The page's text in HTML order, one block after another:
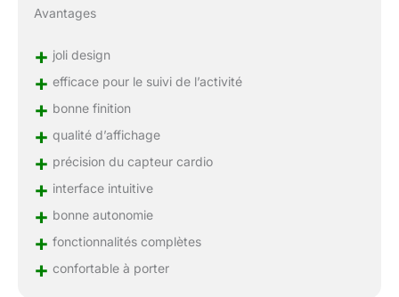
Avantages
+ joli design
+ efficace pour le suivi de l’activité
+ bonne finition
+ qualité d’affichage
+ précision du capteur cardio
+ interface intuitive
+ bonne autonomie
+ fonctionnalités complètes
+ confortable à porter